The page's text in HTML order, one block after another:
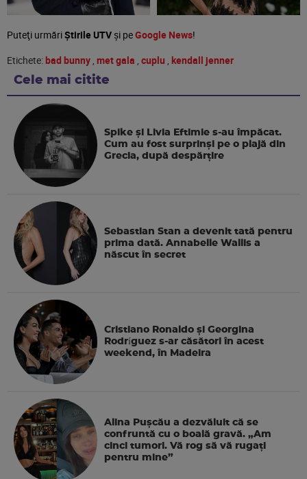
Puteţi urmăriȘtirile UTVşi peGoogle News!
Etichete:bad bunny met gala cuplu kendall jenner
Cele mai citite
Spike și Livia Eftimie s-au împăcat.
Cum au fost surprinși pe o plajă din
Grecia, după despărțire
Sebastian Stan a devenit tată pentru
prima dată. Annabelle Wallis a
născut în secret
Cristiano Ronaldo și Georgina
Rodríguez s-ar căsători în acest
weekend, în Madeira
Alina Pușcău a dezvăluit că se
confruntă cu o boală gravă. „Am
cinci tumori. Vă rog să vă rugați
pentru mine”